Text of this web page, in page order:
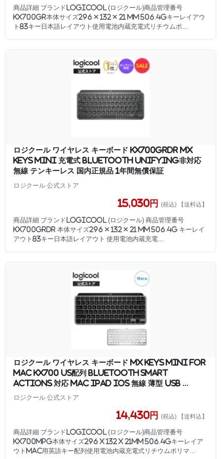
商品詳細 ブランドLogicool (ロジクール)商品管理番号
KX700GR本体サイズ296 × 132 × 21 mm 506.4gキーレイアウ
ト83キー日本語レイアウト使用電池内蔵充電式リチウムポ...
ロジクール ワイヤレス キーボード KX700GRdr MX
KEYS mini 充電式 bluetooth Unifying非対応
無線 テンキーレス 国内正規品 1年間無償保証
ロジクール 公式ストア
15,030円 (税込) 【送料込】
商品詳細 ブランドLogicool (ロジクール) 商品管理番号
KX700GRdr 本体サイズ296 × 132 × 21 mm 506.4g キーレイ
アウト83キー日本語レイアウト 使用電池内蔵充電...
ロジクール ワイヤレス キーボード MX KEYS mini for
Mac KX700 US配列 Bluetooth Smart
Actions 対応 Mac iPad iOS 無線 薄型 USB ...
ロジクール 公式ストア
14,430円 (税込) 【送料込】
商品詳細 ブランドLogicool (ロジクール)商品管理番号
KX700MPG本体サイズ296 x 132 x 21mm 506.4gキーレイア
ウトMac用英語キー配列使用電池内蔵充電式リチウムポリマ...